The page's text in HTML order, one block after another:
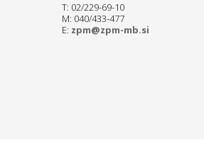
T: 02/229-69-10
M: 040/433-477
E: zpm@zpm-mb.si